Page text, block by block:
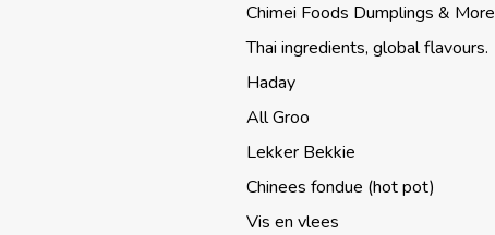
Chimei Foods Dumplings & More
Thai ingredients, global flavours.
Haday
All Groo
Lekker Bekkie
Chinees fondue (hot pot)
Vis en vlees